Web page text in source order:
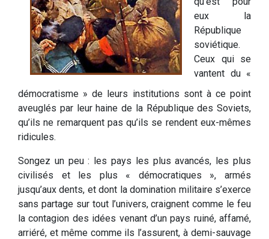
eux la
République
soviétique.
Ceux qui se
vantent du «
démocratisme » de leurs institutions sont à ce point
aveuglés par leur haine de la République des Soviets,
qu’ils ne remarquent pas qu’ils se rendent eux-mêmes
ridicules.
Songez un peu : les pays les plus avancés, les plus
civilisés et les plus « démocratiques », armés
jusqu’aux dents, et dont la domination militaire s’exerce
sans partage sur tout l’univers, craignent comme le feu
la contagion des idées venant d’un pays ruiné, affamé,
arriéré, et même comme ils l’assurent, à demi-sauvage